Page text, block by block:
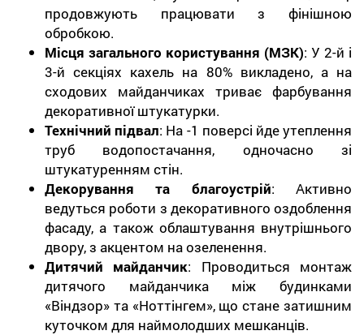
продовжують працювати з фінішною
обробкою.
Місця загального користування (МЗК): У 2-й і
3-й секціях кахель на 80% викладено, а на
сходових майданчиках триває фарбування
декоративної штукатурки.
Технічний підвал: На -1 поверсі йде утеплення
труб водопостачання, одночасно зі
штукатуренням стін.
Декорування та благоустрій: Активно
ведуться роботи з декоративного оздоблення
фасаду, а також облаштування внутрішнього
двору, з акцентом на озеленення.
Дитячий майданчик: Проводиться монтаж
дитячого майданчика між будинками
«Віндзор» та «Ноттінгем», що стане затишним
куточком для наймолодших мешканців.